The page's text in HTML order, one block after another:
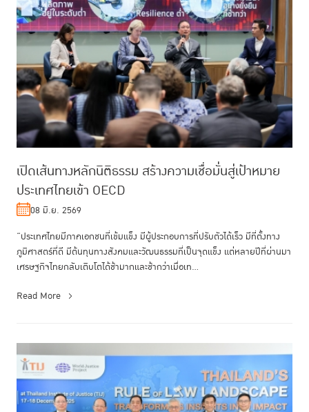
เปิดเส้นทางหลักนิติธรรม สร้างความเชื่อมั่นสู่เป้าหมาย
ประเทศไทยเข้า OECD
08 มิ.ย. 2569
“ประเทศไทยมีภาคเอกชนที่เข้มแข็ง มีผู้ประกอบการที่ปรับตัวได้เร็ว มีที่ตั้งทาง
ภูมิศาสตร์ที่ดี มีต้นทุนทางสังคมและวัฒนธรรมที่เป็นจุดแข็ง แต่หลายปีที่ผ่านมา
เศรษฐกิจไทยกลับเติบโตได้ช้ามากและช้ากว่าเมื่อเท...
Read More